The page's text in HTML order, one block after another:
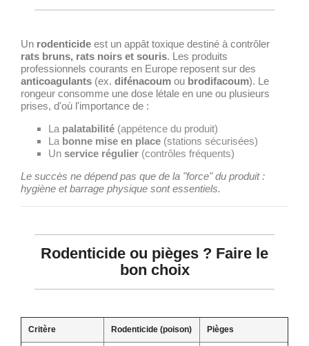
Un rodenticide est un appât toxique destiné à contrôler
rats bruns, rats noirs et souris. Les produits
professionnels courants en Europe reposent sur des
anticoagulants (ex. difénacoum ou brodifacoum). Le
rongeur consomme une dose létale en une ou plusieurs
prises, d'où l'importance de :
La palatabilité (appétence du produit)
La bonne mise en place (stations sécurisées)
Un service régulier (contrôles fréquents)
Le succès ne dépend pas que de la "force" du produit :
hygiène et barrage physique sont essentiels.
Rodenticide ou pièges ? Faire le
bon choix
Critère Rodenticide (poison) Pièges